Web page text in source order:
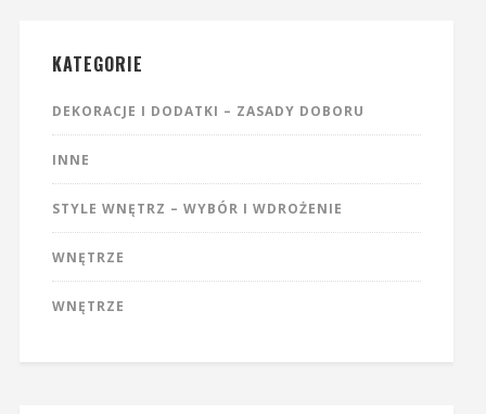
KATEGORIE
DEKORACJE I DODATKI – ZASADY DOBORU
INNE
STYLE WNĘTRZ – WYBÓR I WDROŻENIE
WNĘTRZE
WNĘTRZE